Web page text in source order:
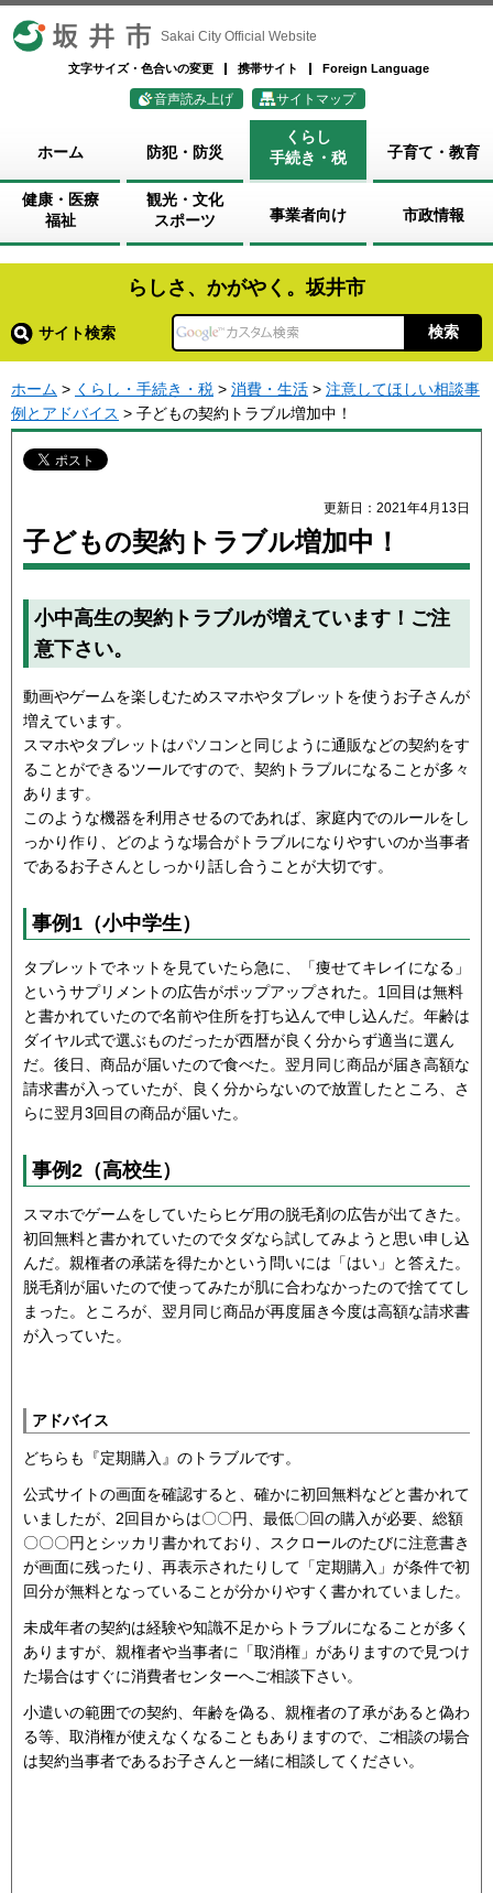
坂井市 Sakai City Official Website
文字サイズ・色合いの変更 携帯サイト Foreign Language
音声読み上げ サイトマップ
ホーム 防犯・防災
くらし
手続き・税
子育て・教育
健康・医療
福祉
観光・文化
スポーツ
事業者向け 市政情報
らしさ、かがやく。坂井市
サイト検索
ホーム > くらし・手続き・税 > 消費・生活 > 注意してほしい相談事
例とアドバイス > 子どもの契約トラブル増加中！
更新日：2021年4月13日
子どもの契約トラブル増加中！
小中高生の契約トラブルが増えています！ご注
意下さい。
動画やゲームを楽しむためスマホやタブレットを使うお子さんが
増えています。
スマホやタブレットはパソコンと同じように通販などの契約をす
ることができるツールですので、契約トラブルになることが多々
あります。
このような機器を利用させるのであれば、家庭内でのルールをし
っかり作り、どのような場合がトラブルになりやすいのか当事者
であるお子さんとしっかり話し合うことが大切です。
事例1（小中学生）
タブレットでネットを見ていたら急に、「痩せてキレイになる」
というサプリメントの広告がポップアップされた。1回目は無料
と書かれていたので名前や住所を打ち込んで申し込んだ。年齢は
ダイヤル式で選ぶものだったが西暦が良く分からず適当に選ん
だ。後日、商品が届いたので食べた。翌月同じ商品が届き高額な
請求書が入っていたが、良く分からないので放置したところ、さ
らに翌月3回目の商品が届いた。
事例2（高校生）
スマホでゲームをしていたらヒゲ用の脱毛剤の広告が出てきた。
初回無料と書かれていたのでタダなら試してみようと思い申し込
んだ。親権者の承諾を得たかという問いには「はい」と答えた。
脱毛剤が届いたので使ってみたが肌に合わなかったので捨ててし
まった。ところが、翌月同じ商品が再度届き今度は高額な請求書
が入っていた。
アドバイス
どちらも『定期購入』のトラブルです。
公式サイトの画面を確認すると、確かに初回無料などと書かれて
いましたが、2回目からは〇〇円、最低〇回の購入が必要、総額
〇〇〇円とシッカリ書かれており、スクロールのたびに注意書き
が画面に残ったり、再表示されたりして「定期購入」が条件で初
回分が無料となっていることが分かりやすく書かれていました。
未成年者の契約は経験や知識不足からトラブルになることが多く
ありますが、親権者や当事者に「取消権」がありますので見つけ
た場合はすぐに消費者センターへご相談下さい。
小遣いの範囲での契約、年齢を偽る、親権者の了承があると偽わ
る等、取消権が使えなくなることもありますので、ご相談の場合
は契約当事者であるお子さんと一緒に相談してください。